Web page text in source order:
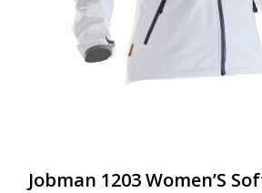
Jobman 1203 Women’S